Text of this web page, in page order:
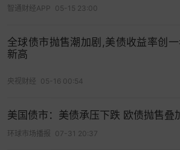
Pepperstone Group研究主管
智通财经APP 05-15 23:00
全球债市抛售潮加剧,美债收益率创
新高
央视财经 05-16 00:54
美国债市：美债承压下跌 欧债抛售叠
环球市场播报 07-31 20:37